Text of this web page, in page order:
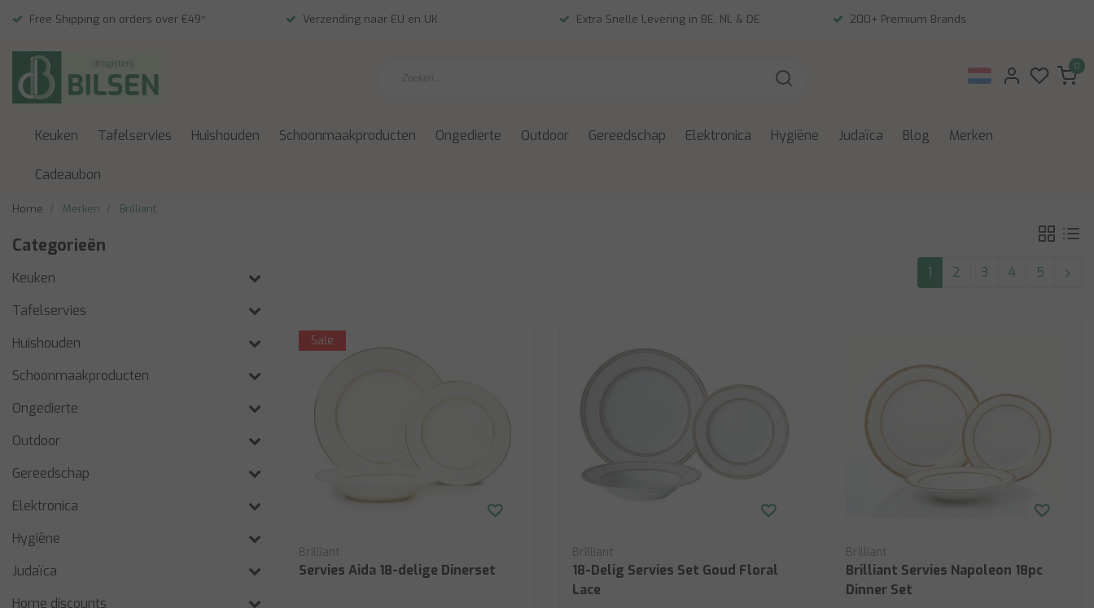
Free Shipping on orders over €49* Verzending naar EU en UK Extra Snelle Levering in BE, NL & DE 200+ Premium Brands
0
Keuken Tafelservies Huishouden Schoonmaakproducten Ongedierte Outdoor Gereedschap Elektronica Hygiëne Judaïca Blog Merken
Cadeaubon
Home Merken Brilliant
Categorieën
Keuken
Tafelservies
Huishouden
Schoonmaakproducten
Ongedierte
Outdoor
Gereedschap
Elektronica
Hygiëne
Judaïca
Home discounts
1 2 3 4 5
Sale
Brilliant
Servies Aida 18-delige Dinerset
Brilliant
18-Delig Servies Set Goud Floral
Lace
Brilliant
Brilliant Servies Napoleon 18pc
Dinner Set